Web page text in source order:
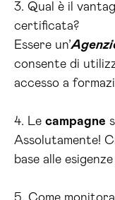
3. Qual è il
certificata?
Essere un’
consente di
accesso a
4. Le campagne
Assolutamente!
base alle